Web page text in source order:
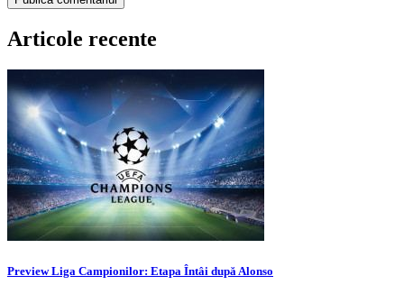
Articole recente
Preview Liga Campionilor: Etapa Întâi după Alonso